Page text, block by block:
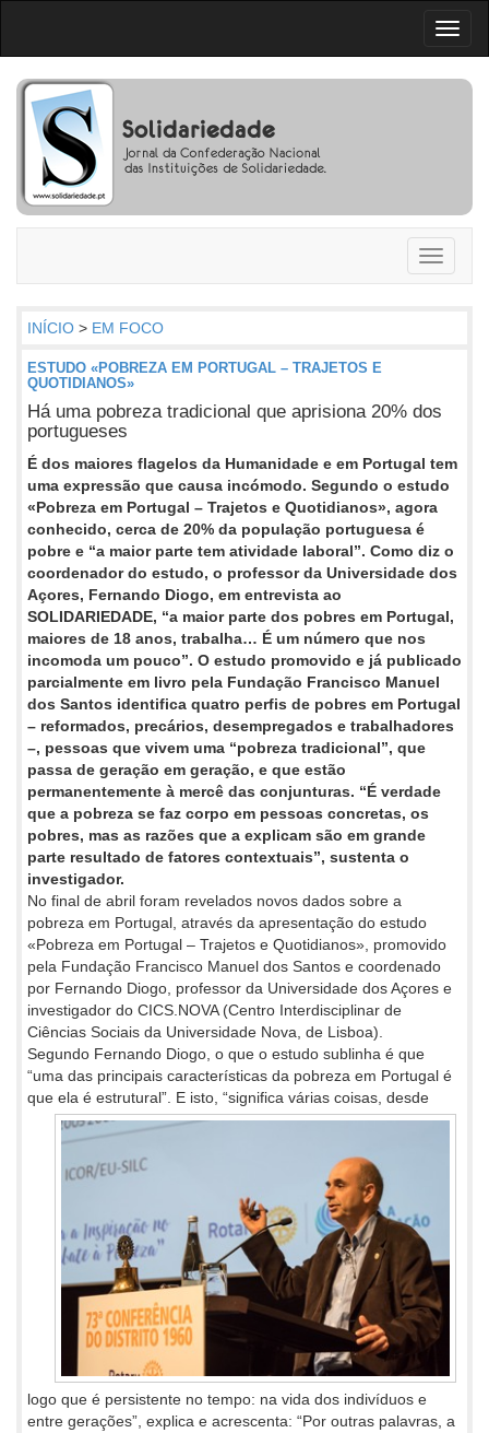
Toggle
INÍCIO > EM FOCO
ESTUDO «POBREZA EM PORTUGAL – TRAJETOS E
QUOTIDIANOS»
Há uma pobreza tradicional que aprisiona 20% dos
portugueses
É dos maiores flagelos da Humanidade e em Portugal tem
uma expressão que causa incómodo. Segundo o estudo
«Pobreza em Portugal – Trajetos e Quotidianos», agora
conhecido, cerca de 20% da população portuguesa é
pobre e “a maior parte tem atividade laboral”. Como diz o
coordenador do estudo, o professor da Universidade dos
Açores, Fernando Diogo, em entrevista ao
SOLIDARIEDADE, “a maior parte dos pobres em Portugal,
maiores de 18 anos, trabalha… É um número que nos
incomoda um pouco”. O estudo promovido e já publicado
parcialmente em livro pela Fundação Francisco Manuel
dos Santos identifica quatro perfis de pobres em Portugal
– reformados, precários, desempregados e trabalhadores
–, pessoas que vivem uma “pobreza tradicional”, que
passa de geração em geração, e que estão
permanentemente à mercê das conjunturas. “É verdade
que a pobreza se faz corpo em pessoas concretas, os
pobres, mas as razões que a explicam são em grande
parte resultado de fatores contextuais”, sustenta o
investigador.
No final de abril foram revelados novos dados sobre a
pobreza em Portugal, através da apresentação do estudo
«Pobreza em Portugal – Trajetos e Quotidianos», promovido
pela Fundação Francisco Manuel dos Santos e coordenado
por Fernando Diogo, professor da Universidade dos Açores e
investigador do CICS.NOVA (Centro Interdisciplinar de
Ciências Sociais da Universidade Nova, de Lisboa).
Segundo Fernando Diogo, o que o estudo sublinha é que
“uma das principais características da pobreza em Portugal é
que ela é estrutural”. E isto, “significa várias coisas, desde
logo que é persistente no tempo: na vida dos indivíduos e
entre gerações”, explica e acrescenta: “Por outras palavras, a